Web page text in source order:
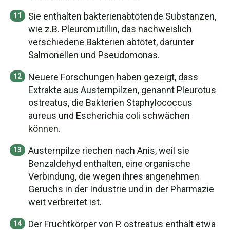
Sie enthalten bakterienabtötende Substanzen,
wie z.B. Pleuromutillin, das nachweislich
verschiedene Bakterien abtötet, darunter
Salmonellen und Pseudomonas.
Neuere Forschungen haben gezeigt, dass
Extrakte aus Austernpilzen, genannt Pleurotus
ostreatus, die Bakterien Staphylococcus
aureus und Escherichia coli schwächen
können.
Austernpilze riechen nach Anis, weil sie
Benzaldehyd enthalten, eine organische
Verbindung, die wegen ihres angenehmen
Geruchs in der Industrie und in der Pharmazie
weit verbreitet ist.
Der Fruchtkörper von P. ostreatus enthält etwa